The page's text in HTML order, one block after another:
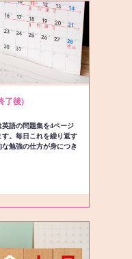
了後)
語の問題集を4ページ
。毎日これを繰り返す
勉強の仕方が身につき